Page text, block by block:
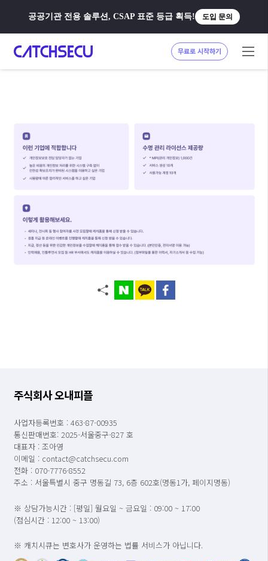
공공기관 전용 솔루션, CSAP 표준 등급 획득! 도입 문의
무료로 시작하기
주식회사 오내피플
사업자등록번호 : 463-87-00935
통신판매번호: 2025-서울중구-827 호
대표자 : 조아영
이메일 : contact@catchsecu.com
전화 : 070-7776-8552
주소 : 서울특별시 중구 명동길 73, 6층 602호(명동1가, 페이지명동)
※ 상담가능시간 : [평일] 월요일 ~ 금요일 : 09:00 ~ 17:00
(점심시간 : 12:00 ~ 13:00)
※ 캐치시큐는 변호사가 운영하는 법률 서비스가 아닙니다.